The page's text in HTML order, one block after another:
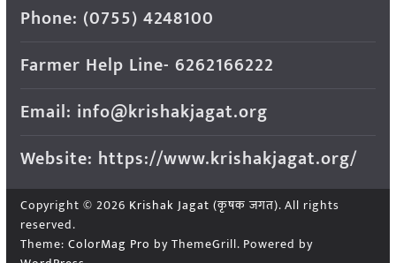
Phone: (0755) 4248100
Farmer Help Line- 6262166222
Email: info@krishakjagat.org
Website: https://www.krishakjagat.org/
Copyright © 2026 Krishak Jagat (कृषक जगत). All rights
reserved.
Theme: ColorMag Pro by ThemeGrill. Powered by